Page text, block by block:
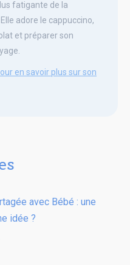
fatigante de la
adore le cappuccino,
et préparer son
en savoir plus sur son
avec Bébé : une
idée ?